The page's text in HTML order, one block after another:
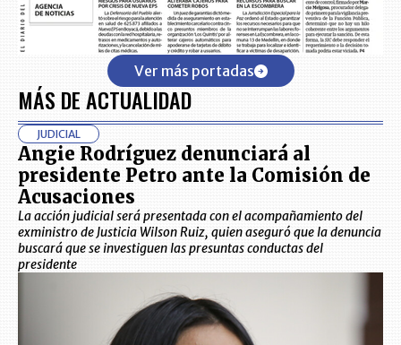
Ver más portadas
MÁS DE ACTUALIDAD
JUDICIAL
Angie Rodríguez denunciará al
presidente Petro ante la Comisión de
Acusaciones
La acción judicial será presentada con el acompañamiento del
exministro de Justicia Wilson Ruiz, quien aseguró que la denuncia
buscará que se investiguen las presuntas conductas del
presidente